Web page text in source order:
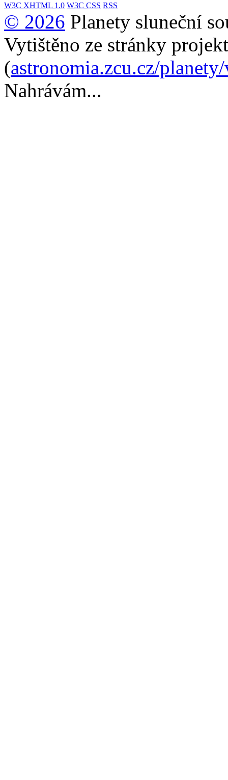
W3C XHTML 1.0 W3C CSS RSS
© 2026 Planety sluneční
Vytištěno ze stránky
(astronomia.zcu.cz/
Nahrávám...